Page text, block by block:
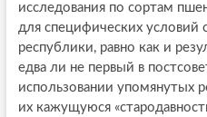
исследования по сортам
для специфических условий
республики, равно как и
едва ли не первый в
использовании упомянутых
их кажущуюся